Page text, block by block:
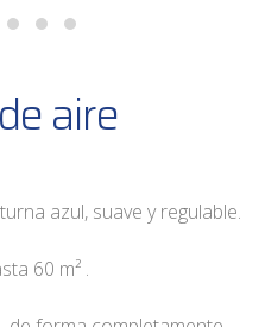
aire
azul, suave y regulable.
60 m² .